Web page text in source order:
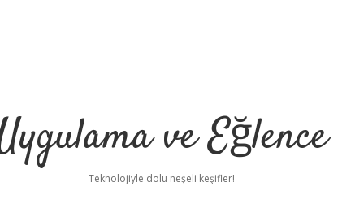
ve Eğlence
Teknolojiyle dolu neşeli keşifler!